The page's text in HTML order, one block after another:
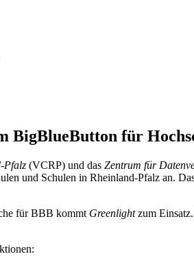
BigBlueButton für
Pfalz (VCRP) und das Zentrum für
und Schulen in Rheinland-Pfalz an.
für BBB kommt Greenlightzum